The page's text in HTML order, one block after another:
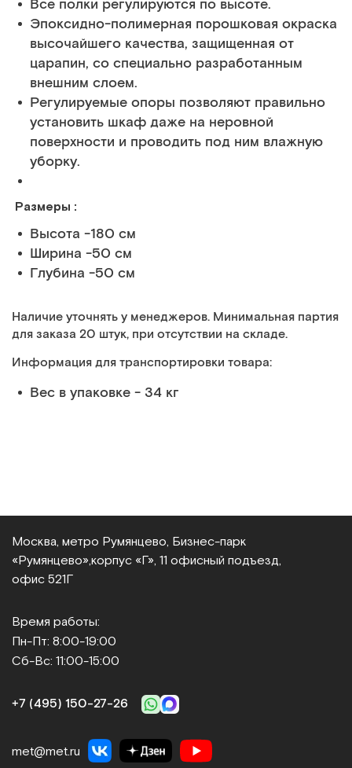
Все полки регулируются по высоте.
Эпоксидно-полимерная порошковая окраска
высочайшего качества, защищенная от
царапин, со специально разработанным
внешним слоем.
Регулируемые опоры позволяют правильно
установить шкаф даже на неровной
поверхности и проводить под ним влажную
уборку.
Размеры :
Высота -180 см
Ширина -50 см
Глубина -50 см
Наличие уточнять у менеджеров. Минимальная партия
для заказа 20 штук, при отсутствии на складе.
Информация для транспортировки товара:
Вес в упаковке - 34 кг
Москва, метро Румянцево, Бизнес‑парк
«Румянцево», корпус «Г», 11 офисный подъезд,
офис 521Г
Время работы:
Пн-Пт: 8:00-19:00
Сб-Вс: 11:00-15:00
+7 (495) 150‑27‑26
met@met.ru